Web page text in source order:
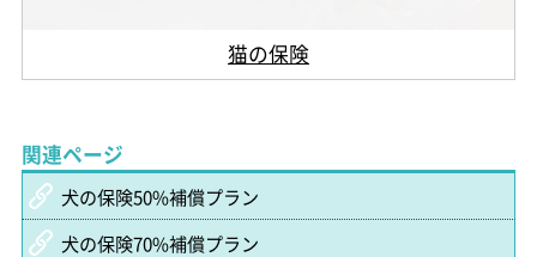
猫の保険
関連ページ
犬の保険50%補償プラン
犬の保険70%補償プラン